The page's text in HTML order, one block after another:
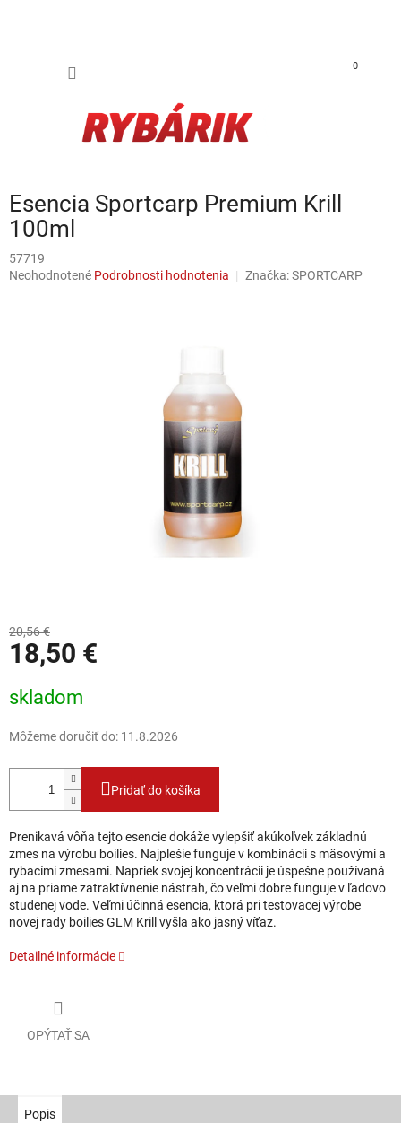
0
Esencia Sportcarp Premium Krill
100ml
57719
Priemerné hodnotenie produktu je 0,0 z 5 hviezdičiek.
Neohodnotené Podrobnosti hodnotenia Značka:SPORTCARP
20,56 €
18,50 €
skladom
Môžeme doručiť do: 11.8.2026
Pridať do košíka
Prenikavá vôňa tejto esencie dokáže vylepšiť akúkoľvek základnú
zmes na výrobu boilies. Najplešie funguje v kombinácii s mäsovými a
rybacími zmesami. Napriek svojej koncentrácii je úspešne používaná
aj na priame zatraktívnenie nástrah, čo veľmi dobre funguje v ľadovo
studenej vode. Veľmi účinná esencia, ktorá pri testovacej výrobe
novej rady boilies GLM Krill vyšla ako jasný víťaz.
Detailné informácie
OPÝTAŤ SA
Popis